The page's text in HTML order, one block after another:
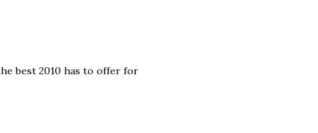
best 2010 has to offer for